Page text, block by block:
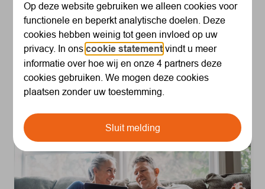
In je leven kan veel veranderen. Dat kan in je werk of
privé gebeuren. Een verhuizing of gezinsuitbreiding;
grote veranderingen in je leven kunnen ook gevolgen
hebben voor je pensioen. Bekijk hieronder wat je kunt
doen in jouw situatie, zodat je pensioen goed blijft
aansluiten bij je leven nu en later.
Op deze website gebruiken we alleen cookies voor
functionele en beperkt analytische doelen. Deze
cookies hebben weinig tot geen invloed op uw
privacy. In onscookie statement vindt u meer
informatie over hoe wij en onze 4 partners deze
cookies gebruiken. We mogen deze cookies
plaatsen zonder uw toestemming.
Sluit melding